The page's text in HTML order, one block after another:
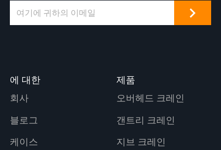
에 대한
회사
블로그
케이스
제품
오버헤드 크레인
갠트리 크레인
지브 크레인